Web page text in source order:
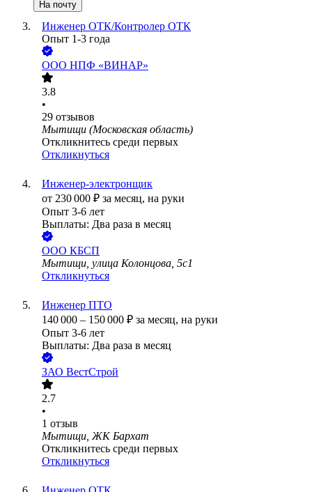
На почту
Инженер ОТК/Контролер ОТК
Опыт 1-3 года
ООО НПФ «ВИНАР»
3.8
•
29 отзывов
Мытищи (Московская область)
Откликнитесь среди первых
Откликнуться
Инженер-электронщик
от 230 000 ₽ за месяц, на руки
Опыт 3-6 лет
Выплаты: Два раза в месяц
ООО КБСП
Мытищи, улица Колонцова, 5с1
Откликнуться
Инженер ПТО
140 000 – 150 000 ₽ за месяц, на руки
Опыт 3-6 лет
Выплаты: Два раза в месяц
ЗАО ВестСтрой
2.7
•
1 отзыв
Мытищи, ЖК Бархат
Откликнитесь среди первых
Откликнуться